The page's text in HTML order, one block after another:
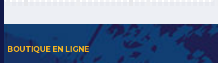
BOUTIQUE EN LIGNE